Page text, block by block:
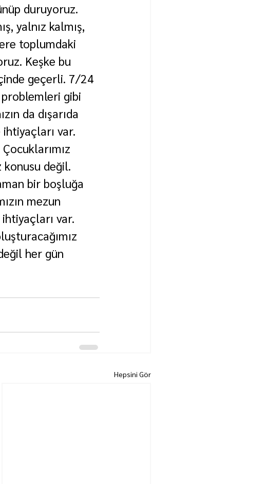
duruyoruz.
yalnız kalmış,
toplumdaki
Keşke bu
geçerli. 7/24
problemleri gibi
da dışarıda
var.
konusu değil.
bir boşluğa
mezun
var.
her gün
Hepsini Gör